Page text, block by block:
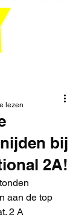
bij
2A!
lezen
aan de top
2 A